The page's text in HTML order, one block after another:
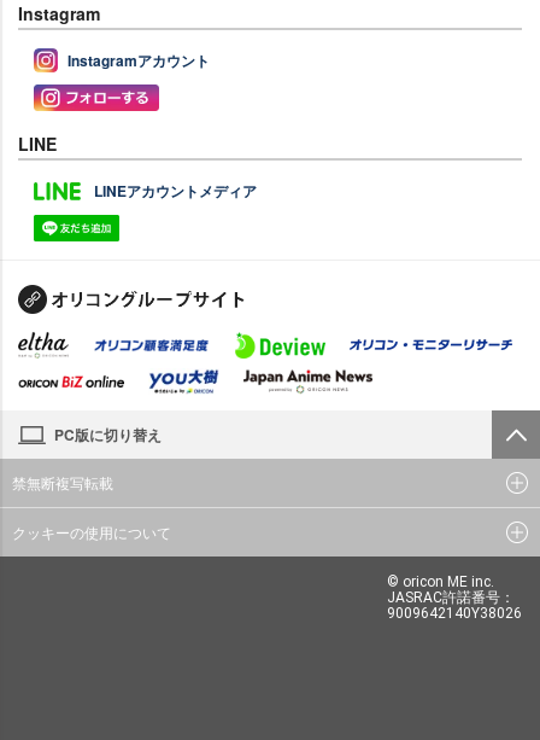
Instagram
Instagramアカウント
LINE
LINEアカウントメディア
PC版に切り替え
禁無断複写転載
クッキーの使用について
© oricon ME inc.
JASRAC許諾番号：
9009642140Y38026